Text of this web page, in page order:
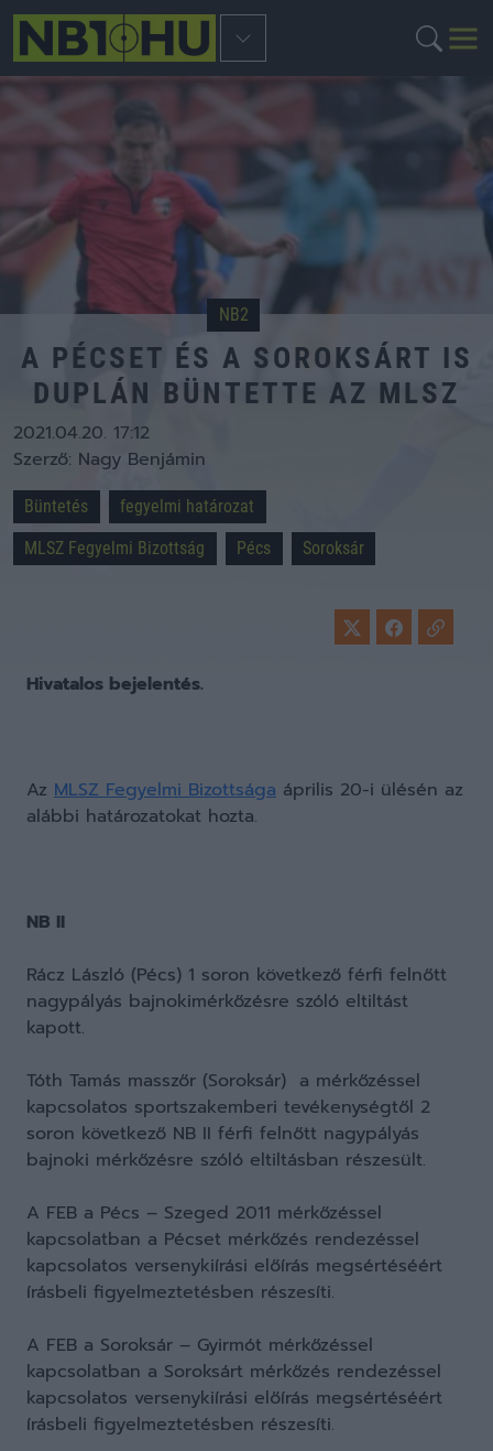
NB2
A PÉCSET ÉS A SOROKSÁRT IS
DUPLÁN BÜNTETTE AZ MLSZ
2021.04.20. 17:12
Szerző: Nagy Benjámin
Büntetés
fegyelmi határozat
MLSZ Fegyelmi Bizottság
Pécs Soroksár
Hivatalos bejelentés.
Az MLSZ Fegyelmi Bizottsága április 20-i ülésén az
alábbi határozatokat hozta.
NB II
Rácz László (Pécs) 1 soron következő férfi felnőtt
nagypályás bajnokimérkőzésre szóló eltiltást
kapott.
Tóth Tamás masszőr (Soroksár) a mérkőzéssel
kapcsolatos sportszakemberi tevékenységtől 2
soron következő NB II férfi felnőtt nagypályás
bajnoki mérkőzésre szóló eltiltásban részesült.
A FEB a Pécs – Szeged 2011 mérkőzéssel
kapcsolatban a Pécset mérkőzés rendezéssel
kapcsolatos versenykiírási előírás megsértéséért
írásbeli figyelmeztetésben részesíti.
A FEB a Soroksár – Gyirmót mérkőzéssel
kapcsolatban a Soroksárt mérkőzés rendezéssel
kapcsolatos versenykiírási előírás megsértéséért
írásbeli figyelmeztetésben részesíti.